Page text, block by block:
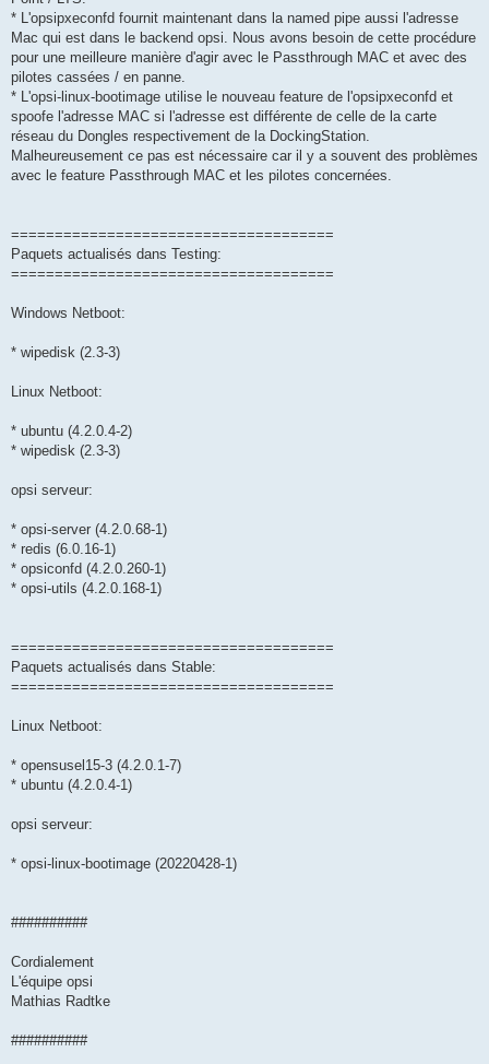
* L'opsipxeconfd fournit maintenant dans la named pipe aussi l'adresse
Mac qui est dans le backend opsi. Nous avons besoin de cette procédure
pour une meilleure manière d'agir avec le Passthrough MAC et avec des
pilotes cassées / en panne.
* L'opsi-linux-bootimage utilise le nouveau feature de l'opsipxeconfd et
spoofe l'adresse MAC si l'adresse est différente de celle de la carte
réseau du Dongles respectivement de la DockingStation.
Malheureusement ce pas est nécessaire car il y a souvent des problèmes
avec le feature Passthrough MAC et les pilotes concernées.
=====================================
Paquets actualisés dans Testing:
=====================================
Windows Netboot:
* wipedisk (2.3-3)
Linux Netboot:
* ubuntu (4.2.0.4-2)
* wipedisk (2.3-3)
opsi serveur:
* opsi-server (4.2.0.68-1)
* redis (6.0.16-1)
* opsiconfd (4.2.0.260-1)
* opsi-utils (4.2.0.168-1)
=====================================
Paquets actualisés dans Stable:
=====================================
Linux Netboot:
* opensusel15-3 (4.2.0.1-7)
* ubuntu (4.2.0.4-1)
opsi serveur:
* opsi-linux-bootimage (20220428-1)
##########
Cordialement
L'équipe opsi
Mathias Radtke
##########